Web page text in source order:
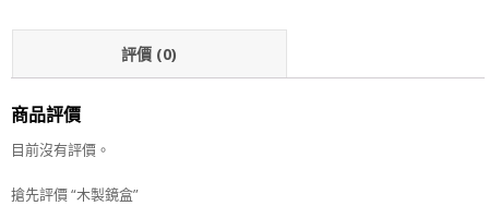
評價 (0)
商品評價
目前沒有評價。
搶先評價 “木製鏡盒”